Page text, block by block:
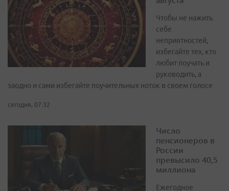
Чтобы не нажить
себе
неприятностей,
избегайте тех, кто
любит поучать и
руководить, а
заодно и сами избегайте поучительных ноток в своем голосе
сегодня, 07:32
Число
пенсионеров в
России
превысило 40,5
миллиона
Ежегодное